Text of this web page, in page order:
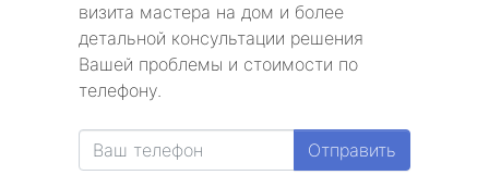
визита мастера на дом и более
детальной консультации решения
Вашей проблемы и стоимости по
телефону.
Отправить